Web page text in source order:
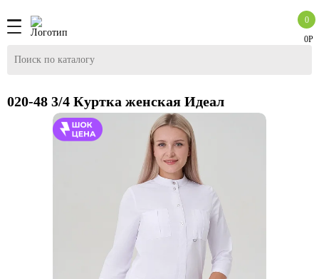
0Р
0
020-48 3/4 Куртка женская Идеал